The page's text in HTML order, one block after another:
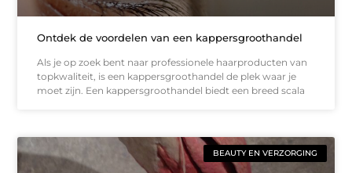
Ontdek de voordelen van een kappersgroothandel
Als je op zoek bent naar professionele haarproducten van
topkwaliteit, is een kappersgroothandel de plek waar je
moet zijn. Een kappersgroothandel biedt een breed scala
BEAUTY EN VERZORGING